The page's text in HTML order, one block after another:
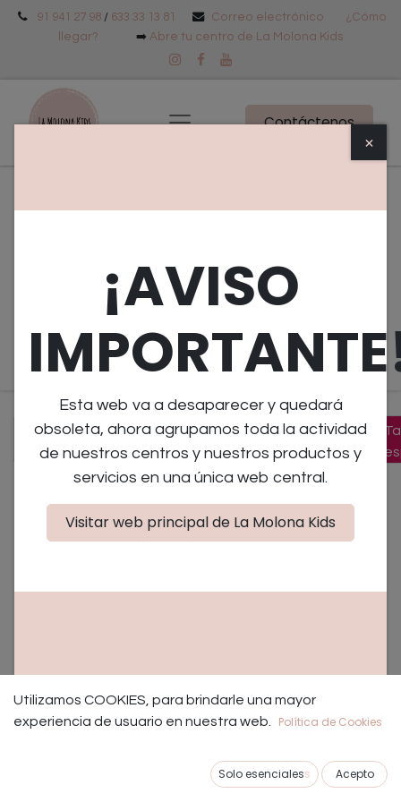
91 941 27 98 / 633 33 13 81 Correo electrónico
¿Cómo
llegar?
➡️ Abre tu centro de La Molona Kids
Contáctenos
Edad
Próximos Eventos
Taller
educativo
×
Campamentos
/ Días sin cole
×
No se encontraron eventos.
NUESTROS TALLERES EDUCATIVOS Y PLANES CON
NIÑOS EN MADRID.
×
¡AVISO
Esta web va a desaparecer y quedará
obsoleta, ahora agrupamos toda la actividad
de nuestros centros y nuestros productos y
servicios en una única web central.
Visitar web principal de La Molona Kids
Utilizamos COOKIES, para brindarle una mayor
experiencia de usuario en nuestra web.
Política de Cookies
Solo esencialess Acepto